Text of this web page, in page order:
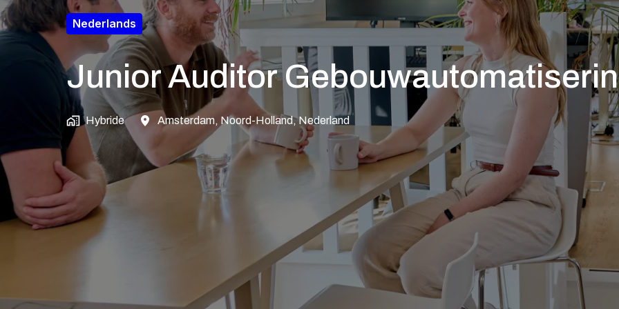
Nederlands
Junior Auditor
Hybride Amsterdam, Noord-Holland, Nederland